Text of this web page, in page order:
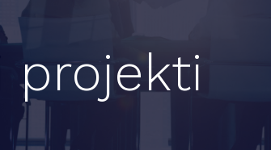
projekti